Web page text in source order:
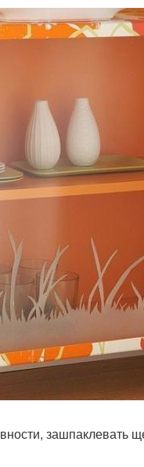
зашпаклевать